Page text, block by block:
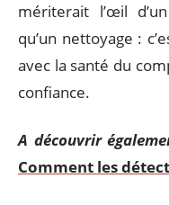
mériterait l’œil
qu’un nettoyage :
avec la santé du
confiance.
A découvrir
Comment les